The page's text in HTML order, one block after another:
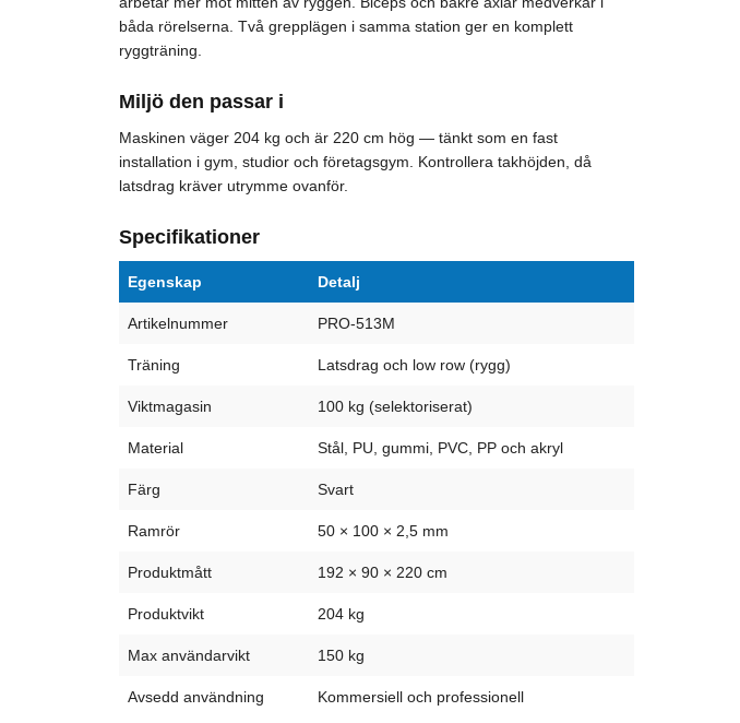
båda rörelserna. Två grepplägen i samma station ger en komplett
ryggträning.
Miljö den passar i
Maskinen väger 204 kg och är 220 cm hög — tänkt som en fast
installation i gym, studior och företagsgym. Kontrollera takhöjden, då
latsdrag kräver utrymme ovanför.
Specifikationer
Egenskap Detalj
Artikelnummer PRO-513M
Träning Latsdrag och low row (rygg)
Viktmagasin 100 kg (selektoriserat)
Material Stål, PU, gummi, PVC, PP och akryl
Färg Svart
Ramrör 50 × 100 × 2,5 mm
Produktmått 192 × 90 × 220 cm
Produktvikt 204 kg
Max användarvikt 150 kg
Avsedd användning Kommersiell och professionell